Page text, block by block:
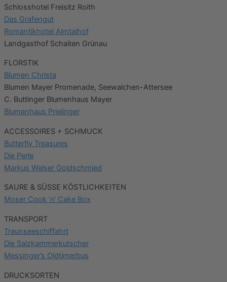
Schlosshotel Freisitz Roith
Das Grafengut
Romantikhotel Almtalhof
Landgasthof Schaiten Grünau
FLORSTIK
Blumen Christa
Blumen Mayer Promenade, Seewalchen-Attersee
C. Buttinger Blumenhaus Mayer
Blumenhaus Prielinger
ACCESSOIRES + SCHMUCK
Butterfly Treasures
Die Perle
Markus Welser Goldschmied
SAURE & SÜSSE KÖSTLICHKEITEN
Moser Cook ’n‘ Cake Box
TRANSPORT
Traunseeschiffahrt
Die Salzkammerkutscher
Messinger’s Oldtimerbus
DRUCKSORTEN